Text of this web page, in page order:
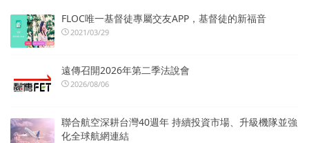
FLOC唯一基督徒專屬交友APP，基督徒的新福音
2021/03/29
遠傳召開2026年第二季法說會
2026/08/06
聯合航空深耕台灣40週年 持續投資市場、升級機隊並強
化全球航網連結